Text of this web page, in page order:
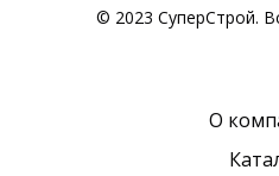
© 2023 СуперСтрой.
О